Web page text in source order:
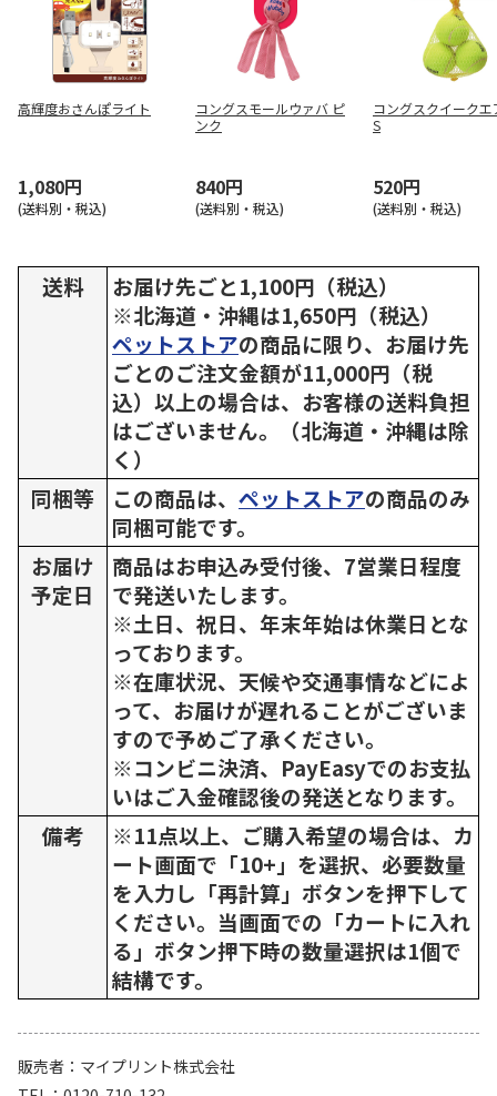
高輝度おさんぽライト
1,080円
(送料別・税込)
コングスモールウァバ ピ
ンク
840円
(送料別・税込)
コングスクイークエ
S
520円
(送料別・税込)
送料
お届け先ごと1,100円（税込）
※北海道・沖縄は1,650円（税込）
ペットストアの商品に限り、お届け先
ごとのご注文金額が11,000円（税
込）以上の場合は、お客様の送料負担
はございません。（北海道・沖縄は除
く）
同梱等
この商品は、 ペットストアの商品のみ
同梱可能です。
お届け
予定日
商品はお申込み受付後、7営業日程度
で発送いたします。
※土日、祝日、年末年始は休業日とな
っております。
※在庫状況、天候や交通事情などによ
って、お届けが遅れることがございま
すので予めご了承ください。
※コンビニ決済、PayEasyでのお支払
いはご入金確認後の発送となります。
備考
※11点以上、ご購入希望の場合は、カ
ート画面で「10+」を選択、必要数量
を入力し「再計算」ボタンを押下して
ください。当画面での「カートに入れ
る」ボタン押下時の数量選択は1個で
結構です。
販売者
マイプリント株式会社